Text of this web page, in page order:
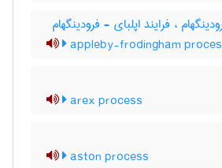
، فرایند اپلبای - فرودینگهام
appleby-frodingham
arex process
aston process